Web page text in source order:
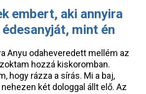
embert, aki annyira
mint én
Anyu odaheveredett mellém az
hozzá kiskoromban.
hogy rázza a sírás. Mi a baj,
két dologgal állt elő. Az